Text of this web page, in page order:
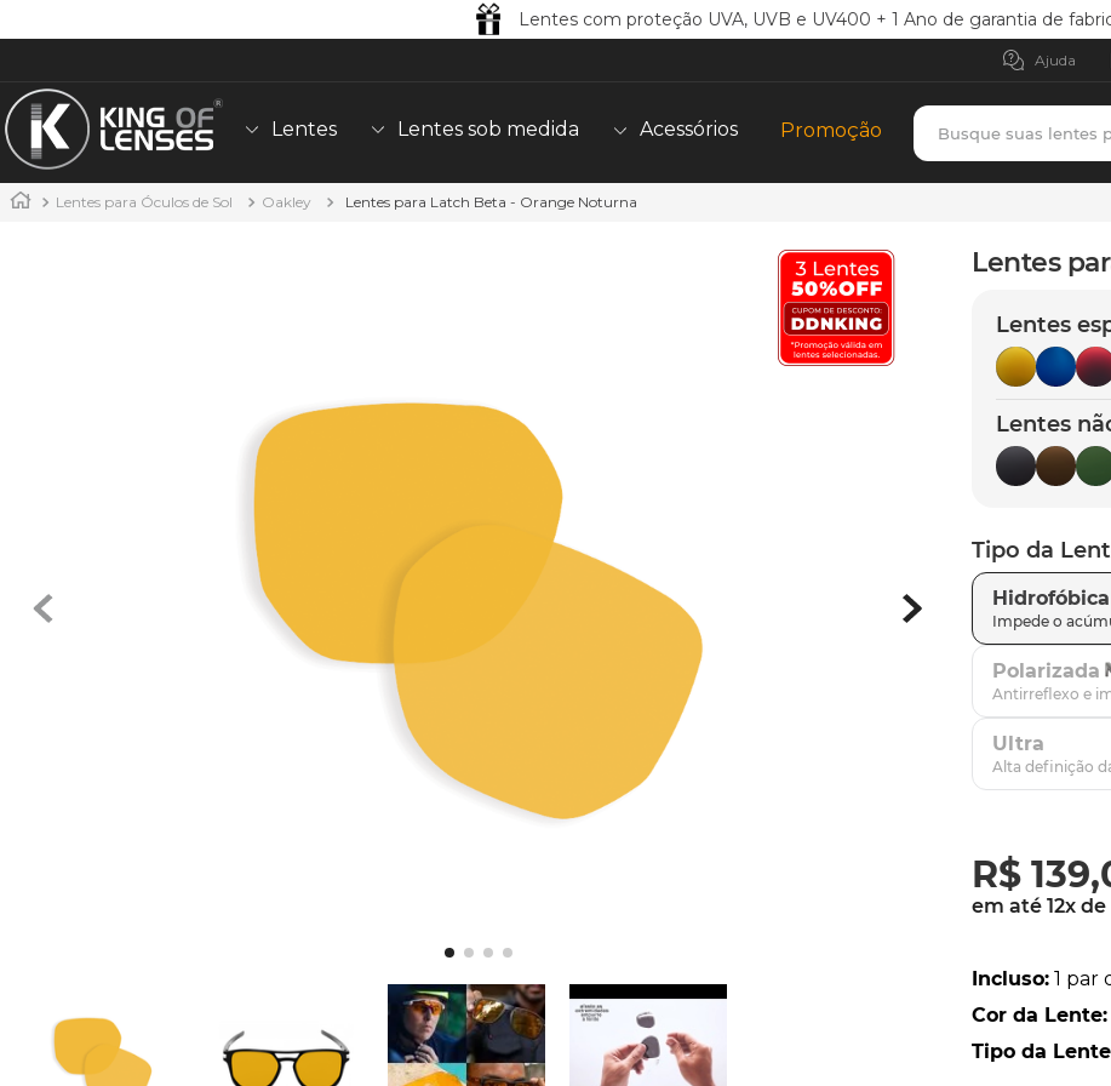
Lentes com proteção UVA, UVB e UV400 + 1 Ano de garantia de
Ajuda
Lentes Lentes sob medida Acessórios Promoção
Busque suas
Lentes para Óculos de Sol Oakley Lentes para Latch Beta - Orange Noturna
Lentes
Lentes
Lentes
Tipo da
Hidrofóbica
Polarizada
Ultra
R$ 139,
em até12x de
Incluso: 1 par
Cor da Lente:
Tipo da Lente
TERMOS MAIS BUSCADOS
9º
sutro